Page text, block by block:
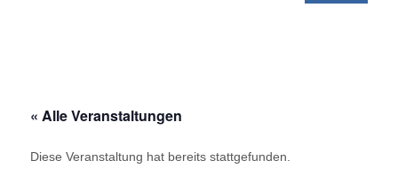
« Alle Veranstaltungen
Diese Veranstaltung hat bereits stattgefunden.